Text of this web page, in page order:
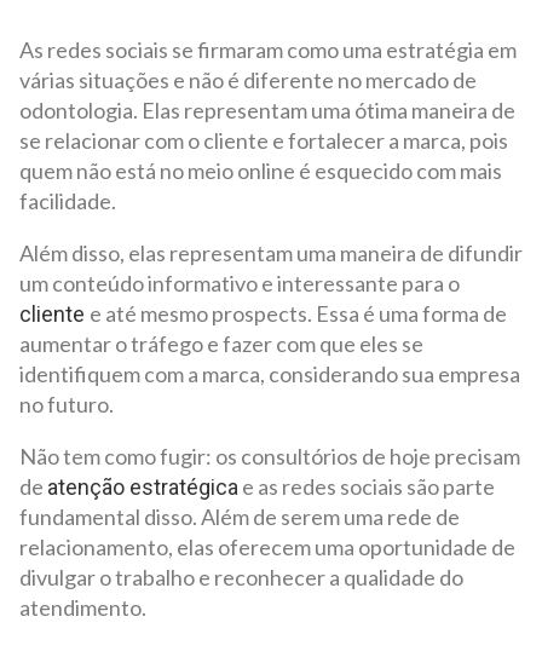
As redes sociais se firmaram como uma estratégia em
várias situações e não é diferente no mercado de
odontologia. Elas representam uma ótima maneira de
se relacionar com o cliente e fortalecer a marca, pois
quem não está no meio online é esquecido com mais
facilidade.
Além disso, elas representam uma maneira de difundir
um conteúdo informativo e interessante para o
c liente e até mesmo prospects. Essa é uma forma de
aumentar o tráfego e fazer com que eles se
identifiquem com a marca, considerando sua empresa
no futuro.
Não tem como fugir: os consultórios de hoje precisam
de atenção estratégicae as redes sociais são parte
fundamental disso. Além de serem uma rede de
relacionamento, elas oferecem uma oportunidade de
divulgar o trabalho e reconhecer a qualidade do
atendimento.